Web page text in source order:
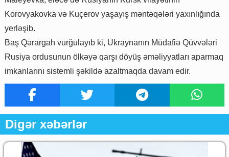
Korovyakovka və Kuçerov yaşayış məntəqələri yaxınlığında
yerləşib.
Baş Qərargah vurğulayıb ki, Ukraynanın Müdafiə Qüvvələri
Rusiya ordusunun ölkəyə qarşı döyüş əməliyyatları aparmaq
imkanlarını sistemli şəkildə azaltmaqda davam edir.
Digər xəbərlər